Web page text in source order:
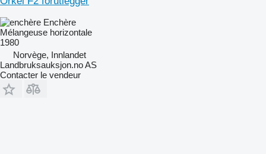
Enchère
Mélangeuse horizontale
1980
Norvège, Innlandet
Landbruksauksjon.no AS
Contacter le vendeur